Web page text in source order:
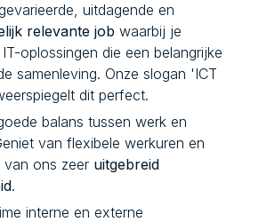
uitdagende en
relevante job waarbij je
oplossingen die een belangrijke
samenleving. Onze slogan 'ICT
dit perfect.
balans tussen werk en
van flexibele werkuren en
van ons zeer uitgebreid
.
interne en externe